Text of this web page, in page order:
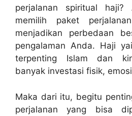
perjalanan spiritual
memilih paket
menjadikan perbedaan
pengalaman Anda. Haji
terpenting Islam dan
banyak investasi fisik,
Maka dari itu, begitu
perjalanan yang bisa